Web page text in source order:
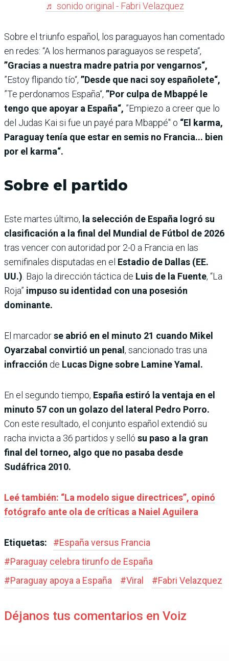
♬ sonido original - Fabri Velazquez
Sobre el triunfo español, los paraguayos han comentado
en redes: “A los hermanos paraguayos se respeta“,
”Gracias a nuestra madre patria por vengarnos“,
”Estoy flipando tío“, ”Desde que naci soy españolete“,
”Te perdonamos España“, ”Por culpa de Mbappé le
tengo que apoyar a España“, ”Empiezo a creer que lo
del Judas Kai si fue un payé para Mbappé" o “El karma,
Paraguay tenía que estar en semis no Francia... bien
por el karma“.
Sobre el partido
Este martes último, la selección de España logró su
clasificación a la final del Mundial de Fútbol de 2026
tras vencer con autoridad por 2-0 a Francia en las
semifinales disputadas en el Estadio de Dallas (EE.
UU.). Bajo la dirección táctica de Luis de la Fuente, “La
Roja” impuso su identidad con una posesión
dominante.
El marcadorse abrió en el minuto 21 cuando Mikel
Oyarzabal convirtió un penal , sancionado tras una
infracción de Lucas Digne sobre Lamine Yamal.
En el segundo tiempo, España estiró la ventaja en el
minuto 57 con un golazo del lateral Pedro Porro.
Con este resultado, el conjunto español extendió su
racha invicta a 36 partidos y selló su paso a la gran
final del torneo, algo que no pasaba desde
Sudáfrica 2010.
Leé también: “La modelo sigue directrices”, opinó
fotógrafo ante ola de críticas a Naiel Aguilera
Etiquetas: #España versus Francia
#Paraguay celebra tirunfo de España
#Paraguay apoya a España #Viral #Fabri Velazquez
Déjanos tus comentarios en Voiz